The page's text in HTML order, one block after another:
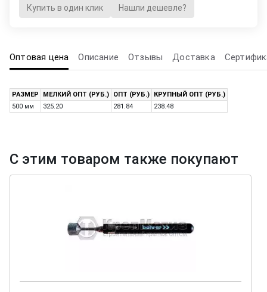
Купить в один клик Нашли дешевле?
Оптовая цена Описание Отзывы Доставка
РАЗМЕР МЕЛКИЙ ОПТ (РУБ.) ОПТ (РУБ.)
КРУПНЫЙ ОПТ (РУБ.)
500 мм
325.20 281.84 238.48
С этим товаром также покупают